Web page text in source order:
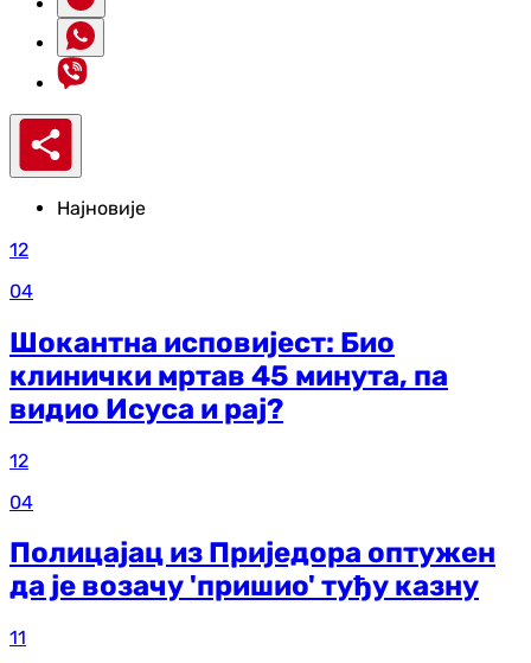
Најновије
12
04
Шокантна исповијест: Био
клинички мртав 45 минута, па
видио Исуса и рај?
12
04
Полицајац из Приједора оптужен
да је возачу 'пришио' туђу казну
11